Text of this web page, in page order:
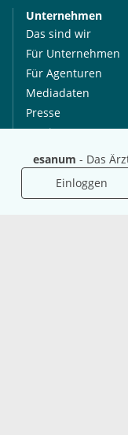
esanum - Das
Einloggen
Unternehmen
Das sind wir
Für Unternehmen
Für Agenturen
Mediadaten
Presse
Karriere
International